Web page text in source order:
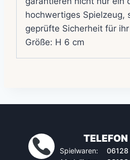
hochwertiges Spielzeug,
geprüfte Sicherheit für
Größe: H 6 cm
TELEFON
Spielwaren:
06128